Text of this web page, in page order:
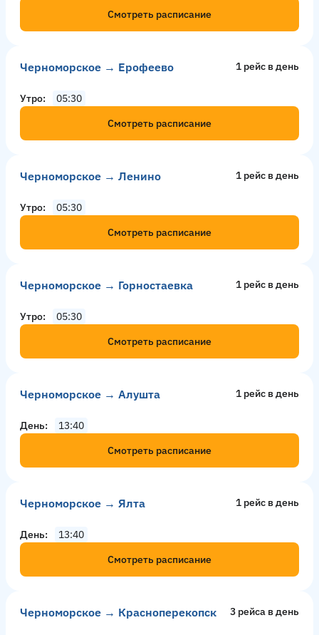
Смотреть расписание
Черноморское → Ерофеево 1 рейс в день
Утро
05:30
Смотреть расписание
Черноморское → Ленино 1 рейс в день
Утро
05:30
Смотреть расписание
Черноморское → Горностаевка 1 рейс в день
Утро
05:30
Смотреть расписание
Черноморское → Алушта 1 рейс в день
День
13:40
Смотреть расписание
Черноморское → Ялта 1 рейс в день
День
13:40
Смотреть расписание
Черноморское → Красноперекопск 3 рейсa в день